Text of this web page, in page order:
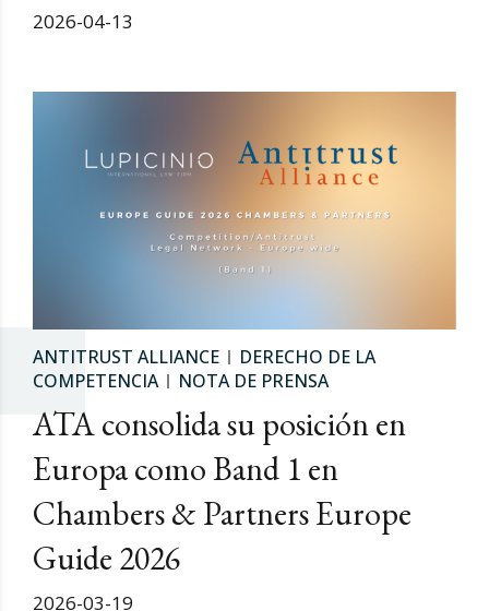
2026-04-13
ANTITRUST ALLIANCE
DERECHO DE LA
COMPETENCIA
NOTA DE PRENSA
ATA consolida su posición en
Europa como Band 1 en
Chambers & Partners Europe
Guide 2026
2026-03-19